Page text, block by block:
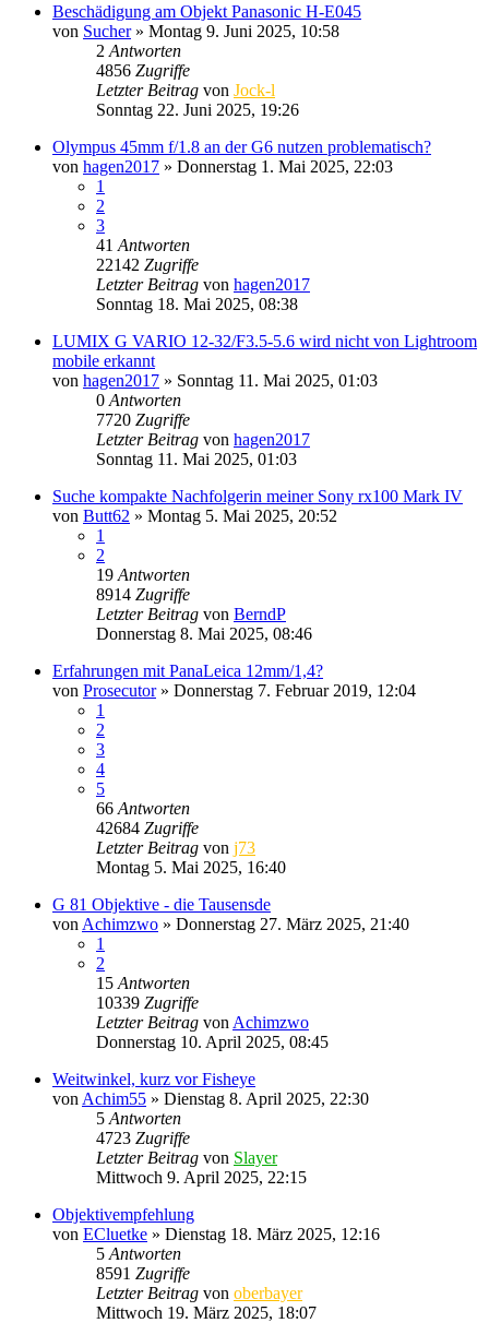
Beschädigung am Objekt Panasonic H-E045
von Sucher» Montag 9. Juni 2025, 10:58
2 Antworten
4856 Zugriffe
Letzter Beitrag von Jock-l
Sonntag 22. Juni 2025, 19:26
Olympus 45mm f/1.8 an der G6 nutzen problematisch?
von hagen2017 » Donnerstag 1. Mai 2025, 22:03
1
2
3
41 Antworten
22142 Zugriffe
Letzter Beitrag von hagen2017
Sonntag 18. Mai 2025, 08:38
LUMIX G VARIO 12-32/F3.5-5.6 wird nicht von Lightroom
mobile erkannt
von hagen2017 » Sonntag 11. Mai 2025, 01:03
0 Antworten
7720 Zugriffe
Letzter Beitrag von hagen2017
Sonntag 11. Mai 2025, 01:03
Suche kompakte Nachfolgerin meiner Sony rx100 Mark IV
von Butt62 » Montag 5. Mai 2025, 20:52
1
2
19 Antworten
8914 Zugriffe
Letzter Beitrag von BerndP
Donnerstag 8. Mai 2025, 08:46
Erfahrungen mit PanaLeica 12mm/1,4?
von Prosecutor» Donnerstag 7. Februar 2019, 12:04
1
2
3
4
5
66 Antworten
42684 Zugriffe
Letzter Beitrag von j73
Montag 5. Mai 2025, 16:40
G 81 Objektive - die Tausensde
von Achimzwo » Donnerstag 27. März 2025, 21:40
1
2
15 Antworten
10339 Zugriffe
Letzter Beitrag von Achimzwo
Donnerstag 10. April 2025, 08:45
Weitwinkel, kurz vor Fisheye
von Achim55 » Dienstag 8. April 2025, 22:30
5 Antworten
4723 Zugriffe
Letzter Beitrag von Slayer
Mittwoch 9. April 2025, 22:15
Objektivempfehlung
von ECluetke » Dienstag 18. März 2025, 12:16
5 Antworten
8591 Zugriffe
Letzter Beitrag von oberbayer
Mittwoch 19. März 2025, 18:07